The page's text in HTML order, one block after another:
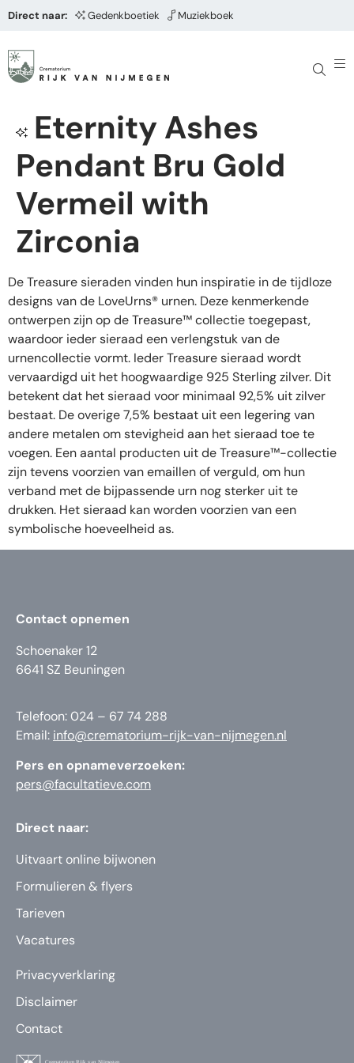
Direct naar: Gedenkboetiek Muziekboek
Eternity Ashes
Pendant Bru Gold
Vermeil with
Zirconia
De Treasure sieraden vinden hun inspiratie in de tijdloze
designs van de LoveUrns® urnen. Deze kenmerkende
ontwerpen zijn op de Treasure™ collectie toegepast,
waardoor ieder sieraad een verlengstuk van de
urnencollectie vormt. Ieder Treasure sieraad wordt
vervaardigd uit het hoogwaardige 925 Sterling zilver. Dit
betekent dat het sieraad voor minimaal 92,5% uit zilver
bestaat. De overige 7,5% bestaat uit een legering van
andere metalen om stevigheid aan het sieraad toe te
voegen. Een aantal producten uit de Treasure™-collectie
zijn tevens voorzien van emaillen of verguld, om hun
verband met de bijpassende urn nog sterker uit te
drukken. Het sieraad kan worden voorzien van een
symbolische hoeveelheid as.
Contact opnemen
Schoenaker 12
6641 SZ Beuningen
Telefoon: 024 – 67 74 288
Email: info@crematorium-rijk-van-nijmegen.nl
Pers en opnameverzoeken:
pers@facultatieve.com
Direct naar:
Uitvaart online bijwonen
Formulieren & flyers
Tarieven
Vacatures
Privacyverklaring
Disclaimer
Contact